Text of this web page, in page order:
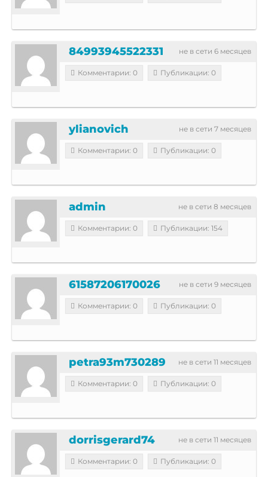
не в сети 6 месяцев
84993945522331
Комментарии: 0 Публикации: 0
не в сети 7 месяцев
ylianovich
Комментарии: 0 Публикации: 0
не в сети 8 месяцев
admin
Комментарии: 0 Публикации: 154
не в сети 9 месяцев
61587206170026
Комментарии: 0 Публикации: 0
не в сети 11 месяцев
petra93m730289
Комментарии: 0 Публикации: 0
не в сети 11 месяцев
dorrisgerard74
Комментарии: 0 Публикации: 0